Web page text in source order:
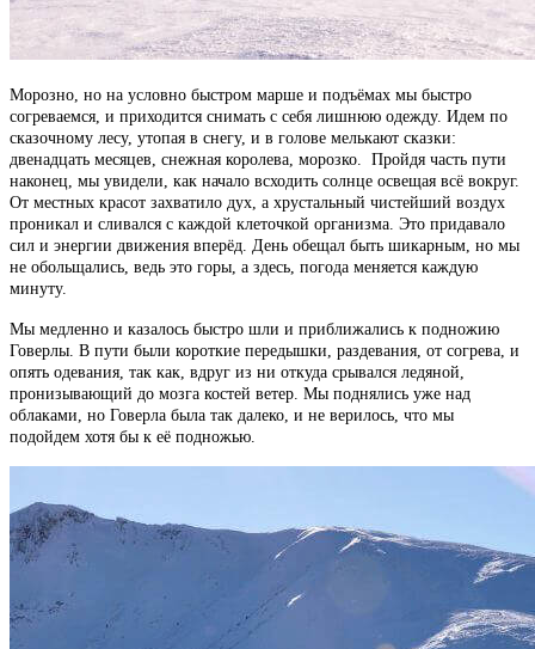
Морозно, но на условно быстром марше и подъёмах мы быстро
согреваемся, и приходится снимать с себя лишнюю одежду. Идем по
сказочному лесу, утопая в снегу, и в голове мелькают сказки:
двенадцать месяцев, снежная королева, морозко. Пройдя часть пути
наконец, мы увидели, как начало всходить солнце освещая всё вокруг.
От местных красот захватило дух, а хрустальный чистейший воздух
проникал и сливался с каждой клеточкой организма. Это придавало
сил и энергии движения вперёд. День обещал быть шикарным, но мы
не обольщались, ведь это горы, а здесь, погода меняется каждую
минуту.
Мы медленно и казалось быстро шли и приближались к подножию
Говерлы. В пути были короткие передышки, раздевания, от согрева, и
опять одевания, так как, вдруг из ни откуда срывался ледяной,
пронизывающий до мозга костей ветер. Мы поднялись уже над
облаками, но Говерла была так далеко, и не верилось, что мы
подойдем хотя бы к её подножью.